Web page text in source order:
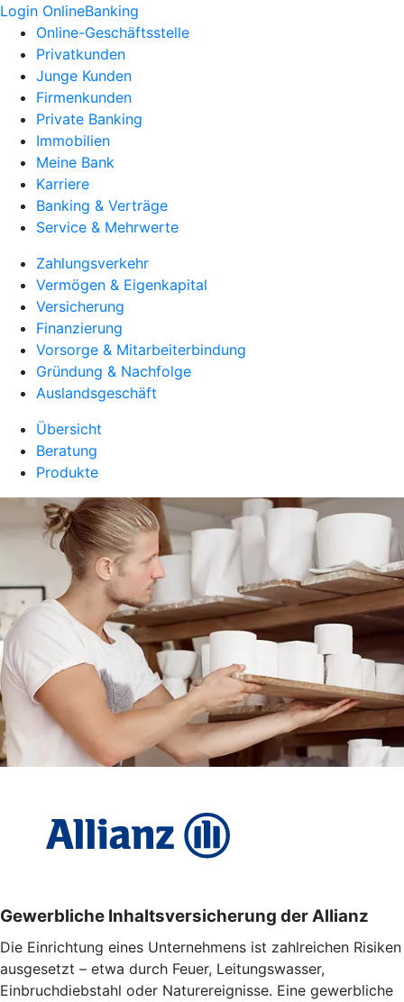
Login OnlineBanking
Online-Geschäftsstelle
Privatkunden
Junge Kunden
Firmenkunden
Private Banking
Immobilien
Meine Bank
Karriere
Banking & Verträge
Service & Mehrwerte
Zahlungsverkehr
Vermögen & Eigenkapital
Versicherung
Finanzierung
Vorsorge & Mitarbeiterbindung
Gründung & Nachfolge
Auslandsgeschäft
Übersicht
Beratung
Produkte
Gewerbliche Inhaltsversicherung der Allianz
Die Einrichtung eines Unternehmens ist zahlreichen Risiken
ausgesetzt – etwa durch Feuer, Leitungswasser,
Einbruchdiebstahl oder Naturereignisse. Eine gewerbliche